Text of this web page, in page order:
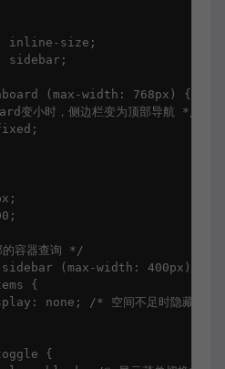
inline-size;
sidebar;
(max-width: 768px) {
小时，侧边栏变为顶部导航 */
容器查询 */
(max-width: 400px) {
{
none; /* 空间不足时隐藏导航
{